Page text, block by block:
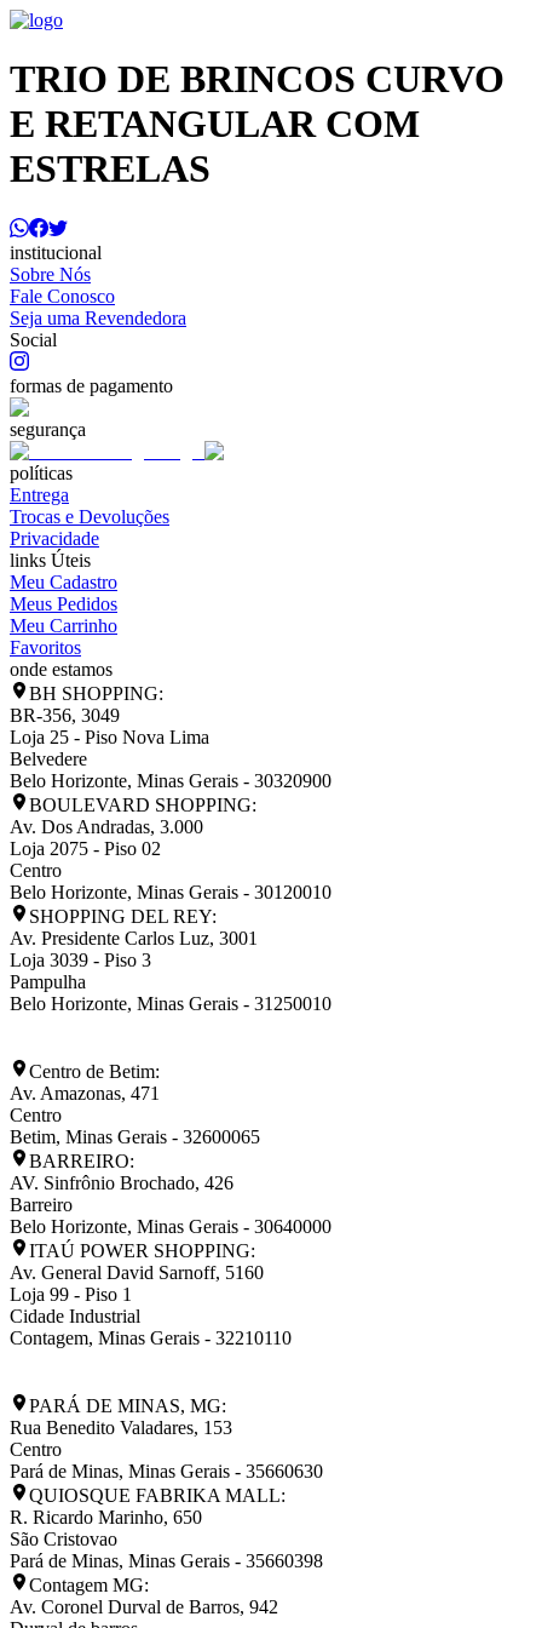
TRIO DE BRINCOS CURVO
E RETANGULAR COM
ESTRELAS
institucional
Sobre Nós
Fale Conosco
Seja uma Revendedora
Social
formas de pagamento
segurança
políticas
Entrega
Trocas e Devoluções
Privacidade
links Úteis
Meu Cadastro
Meus Pedidos
Meu Carrinho
Favoritos
onde estamos
BH SHOPPING:
BR-356, 3049
Loja 25 - Piso Nova Lima
Belvedere
Belo Horizonte, Minas Gerais - 30320900
BOULEVARD SHOPPING:
Av. Dos Andradas, 3.000
Loja 2075 - Piso 02
Centro
Belo Horizonte, Minas Gerais - 30120010
SHOPPING DEL REY:
Av. Presidente Carlos Luz, 3001
Loja 3039 - Piso 3
Pampulha
Belo Horizonte, Minas Gerais - 31250010
Centro de Betim:
Av. Amazonas, 471
Centro
Betim, Minas Gerais - 32600065
BARREIRO:
AV. Sinfrônio Brochado, 426
Barreiro
Belo Horizonte, Minas Gerais - 30640000
ITAÚ POWER SHOPPING:
Av. General David Sarnoff, 5160
Loja 99 - Piso 1
Cidade Industrial
Contagem, Minas Gerais - 32210110
PARÁ DE MINAS, MG:
Rua Benedito Valadares, 153
Centro
Pará de Minas, Minas Gerais - 35660630
QUIOSQUE FABRIKA MALL:
R. Ricardo Marinho, 650
São Cristovao
Pará de Minas, Minas Gerais - 35660398
Contagem MG:
Av. Coronel Durval de Barros, 942